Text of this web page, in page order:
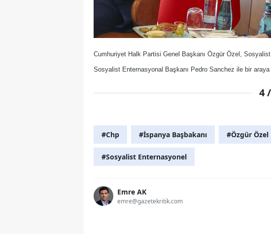
Cumhuriyet Halk Partisi Genel Başkanı Özgür Özel,
Sosyalist Enternasyonal Başkanı Pedro Sanchez ile bir araya
4 /
#Chp #İspanya Başbakanı #Özgür Özel
#Sosyalist Enternasyonel
Emre AK
emre@gazetekritik.com